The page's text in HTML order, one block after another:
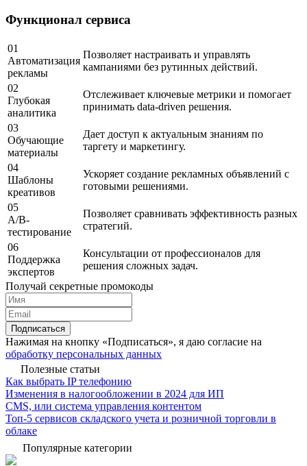
Функционал сервиса
01
Автоматизация
рекламы
Позволяет настраивать и управлять
кампаниями без рутинных действий.
02
Глубокая
аналитика
Отслеживает ключевые метрики и помогает
принимать data-driven решения.
03
Обучающие
материалы
Дает доступ к актуальным знаниям по
таргету и маркетингу.
04
Шаблоны
креативов
Ускоряет создание рекламных объявлений с
готовыми решениями.
05
A/B-
тестирование
Позволяет сравнивать эффективность разных
стратегий.
06
Поддержка
экспертов
Консультации от профессионалов для
решения сложных задач.
Получай секретные промокоды
Подписаться
Нажимая на кнопку «Подписаться», я даю согласие на
обработку персональных данных
Полезные статьи
Как выбрать IP телефонию
Изменения в налогообложении в 2024 для ИП
CMS, или система управления контентом
Топ-5 сервисов складского учета и розничной торговли в
облаке
Популярные категории